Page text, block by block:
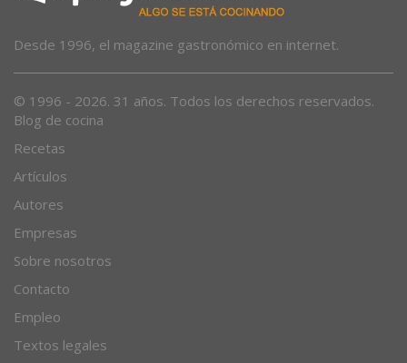
Desde 1996, el magazine gastronómico en internet.
© 1996 - 2026. 31 años. Todos los derechos reservados.
Blog de cocina
Recetas
Artículos
Autores
Empresas
Sobre nosotros
Contacto
Empleo
Textos legales